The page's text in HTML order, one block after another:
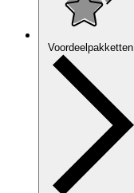
Voordeelpakketten